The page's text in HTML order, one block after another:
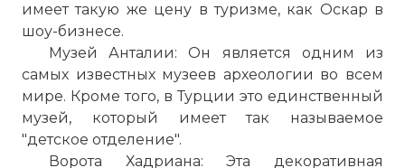
имеет такую же цену в туризме, как Оскар в
шоу-бизнесе.
Музей Анталии: Он является одним из
самых известных музеев археологии во всем
мире. Кроме того, в Турции это единственный
музей, который имеет так называемое
"детское отделение".
Ворота Хадриана: Эта декоративная